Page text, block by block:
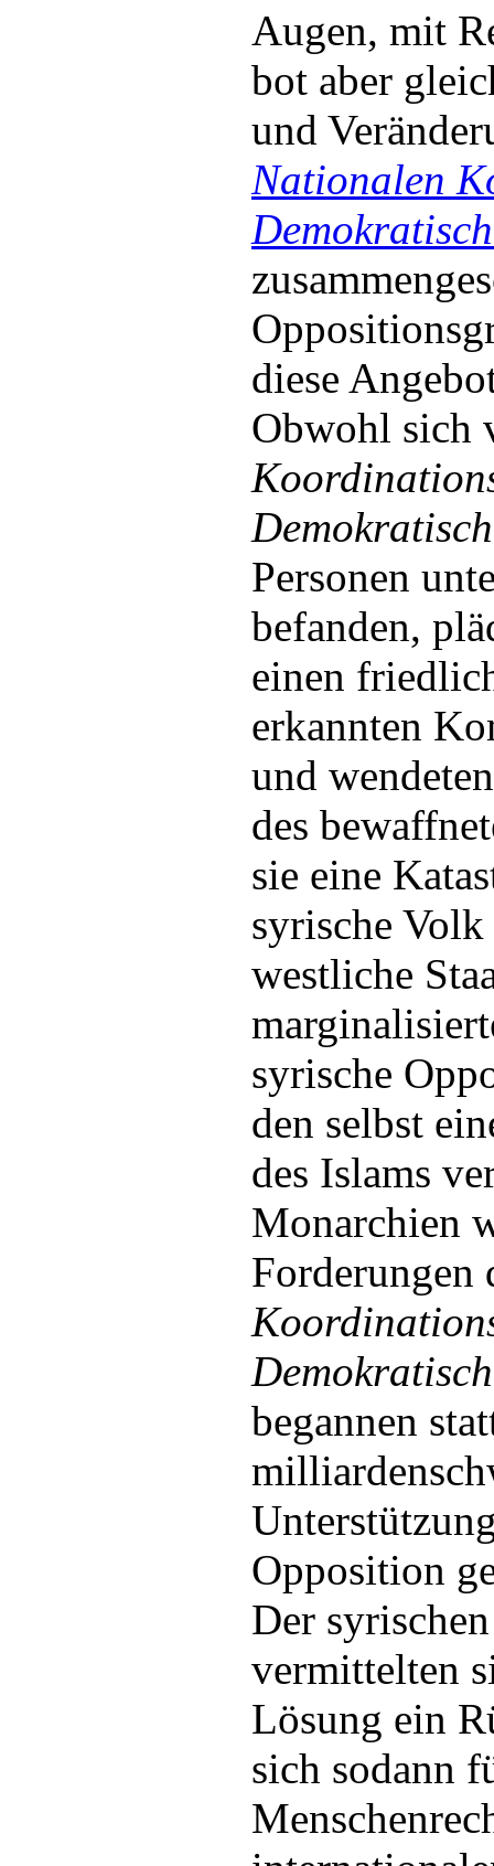
Augen, mit
bot aber
und
Nationalen
diese
Obwohl sich
Personen
befanden,
einen
erkannten
und
des
sie eine
syrische
westliche
syrische
den selbst
des Islams
Monarchien
Forderungen
begannen
Opposition
Der
vermittelten
Lösung ein
sich sodann